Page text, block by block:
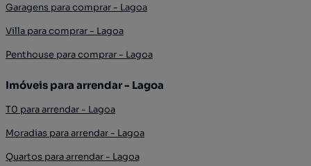
Garagens para comprar - Lagoa
Villa para comprar - Lagoa
Penthouse para comprar - Lagoa
Imóveis para arrendar - Lagoa
T0 para arrendar - Lagoa
Moradias para arrendar - Lagoa
Quartos para arrendar - Lagoa